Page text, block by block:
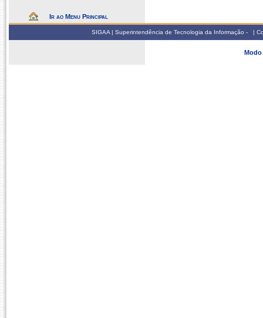
Ir ao Menu Principal
SIGAA | Superintendência de Tecnologia da Informação - |
Modo